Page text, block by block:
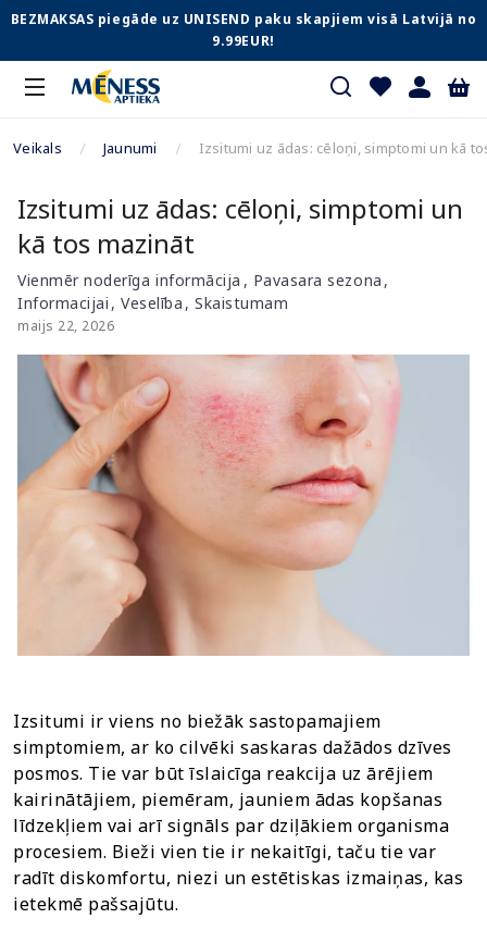
BEZMAKSAS piegāde uz UNISEND paku skapjiem visā Latvijā no
9.99EUR!
Veikals Jaunumi Izsitumi uz ādas: cēloņi, simptomi un kā
Izsitumi uz ādas: cēloņi, simptomi un
kā tos mazināt
Vienmēr noderīga informācija Pavasara sezona
Informacijai Veselība Skaistumam
maijs 22, 2026
Izsitumi ir viens no biežāk sastopamajiem
simptomiem, ar ko cilvēki saskaras dažādos dzīves
posmos. Tie var būt īslaicīga reakcija uz ārējiem
kairinātājiem, piemēram, jauniem ādas kopšanas
līdzekļiem vai arī signāls par dziļākiem organisma
procesiem. Bieži vien tie ir nekaitīgi, taču tie var
radīt diskomfortu, niezi un estētiskas izmaiņas, kas
ietekmē pašsajūtu.